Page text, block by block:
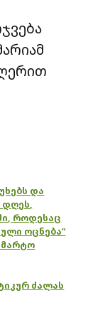
და
დღეს,
როდესაც
ოცნება“
მარტო
ძალას